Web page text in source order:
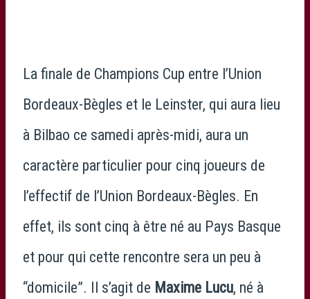
La finale de Champions Cup entre l’Union
Bordeaux-Bègles et le Leinster, qui aura lieu
à Bilbao ce samedi après-midi, aura un
caractère particulier pour cinq joueurs de
l’effectif de l’Union Bordeaux-Bègles. En
effet, ils sont cinq à être né au Pays Basque
et pour qui cette rencontre sera un peu à
“domicile”. Il s’agit de Maxime Lucu, né à